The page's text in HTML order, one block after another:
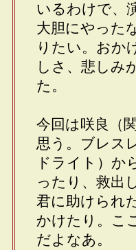
いるわけで、
大胆にやった
りたい。おか
しさ、悲しみ
た。
今回は咲良（
思う。ブレス
ドライト）か
ったり、救出
君に助けられ
かけたり。こ
だよなあ。